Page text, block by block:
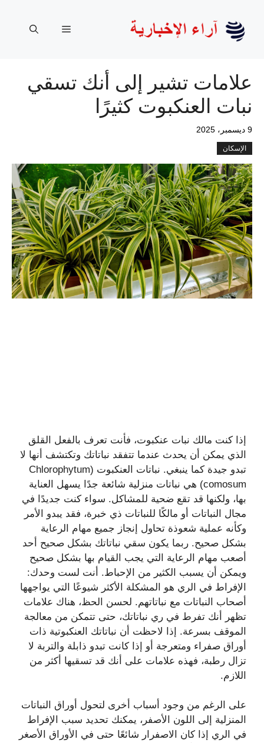
المحتوى
القائمة
علامات تشير إلى أنك تسقي
نبات العنكبوت كثيرًا
9 ديسمبر، 2025
الإسكان
إذا كنت مالك نبات عنكبوت، فأنت تعرف بالفعل القلق
الذي يمكن أن يحدث عندما تتفقد نباتاتك وتكتشف أنها لا
تبدو جيدة كما ينبغي. نباتات العنكبوت (Chlorophytum
comosum) هي نباتات منزلية شائعة جدًا يسهل العناية
بها، ولكنها قد تقع ضحية للمشاكل. سواء كنت جديدًا في
مجال النباتات أو مالكًا للنباتات ذي خبرة، فقد يبدو الأمر
وكأنه عملية شعوذة تحاول إنجاز جميع مهام الرعاية
بشكل صحيح. ربما يكون سقي نباتاتك بشكل صحيح أحد
أصعب مهام الرعاية التي يجب القيام بها بشكل صحيح
ويمكن أن يسبب الكثير من الإحباط. أنت لست وحدك:
الإفراط في الري هو المشكلة الأكثر شيوعًا التي يواجهها
أصحاب النباتات مع نباتاتهم. لحسن الحظ، هناك علامات
تظهر أنك تفرط في ري نباتاتك، حتى تتمكن من معالجة
الموقف بسرعة. إذا لاحظت أن نباتاتك العنكبوتية ذات
أوراق صفراء ومتعرجة أو إذا كانت تبدو ذابلة والتربة لا
تزال رطبة، فهذه علامات على أنك قد تسقيها أكثر من
اللازم.
على الرغم من وجود أسباب أخرى لتحول أوراق النباتات
المنزلية إلى اللون الأصفر، يمكنك تحديد سبب الإفراط
في الري إذا كان الاصفرار شائعًا حتى في الأوراق الأصغر